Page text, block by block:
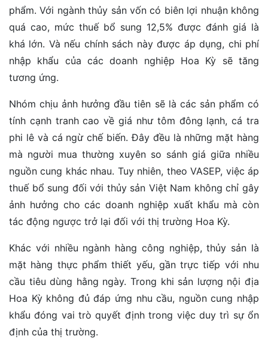
phẩm. Với ngành thủy sản vốn có biên lợi nhuận không
quá cao, mức thuế bổ sung 12,5% được đánh giá là
khá lớn. Và nếu chính sách này được áp dụng, chi phí
nhập khẩu của các doanh nghiệp Hoa Kỳ sẽ tăng
tương ứng.
Nhóm chịu ảnh hưởng đầu tiên sẽ là các sản phẩm có
tính cạnh tranh cao về giá như tôm đông lạnh, cá tra
phi lê và cá ngừ chế biến. Đây đều là những mặt hàng
mà người mua thường xuyên so sánh giá giữa nhiều
nguồn cung khác nhau. Tuy nhiên, theo VASEP, việc áp
thuế bổ sung đối với thủy sản Việt Nam không chỉ gây
ảnh hưởng cho các doanh nghiệp xuất khẩu mà còn
tác động ngược trở lại đối với thị trường Hoa Kỳ.
Khác với nhiều ngành hàng công nghiệp, thủy sản là
mặt hàng thực phẩm thiết yếu, gần trực tiếp với nhu
cầu tiêu dùng hằng ngày. Trong khi sản lượng nội địa
Hoa Kỳ không đủ đáp ứng nhu cầu, nguồn cung nhập
khẩu đóng vai trò quyết định trong việc duy trì sự ổn
định của thị trường.